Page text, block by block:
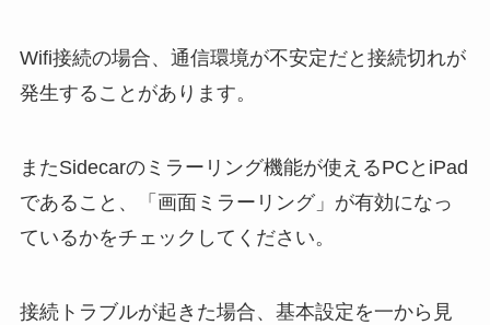
Wifi接続の場合、通信環境が不安定だと接続切れが
発生することがあります。
またSidecarのミラーリング機能が使えるPCとiPad
であること、「画面ミラーリング」が有効になっ
ているかをチェックしてください。
接続トラブルが起きた場合、基本設定を一から見